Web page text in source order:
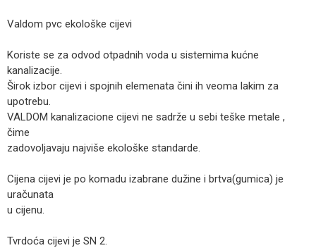
Valdom pvc ekološke cijevi
Koriste se za odvod otpadnih voda u sistemima kućne
kanalizacije.
Širok izbor cijevi i spojnih elemenata čini ih veoma lakim za
upotrebu.
VALDOM kanalizacione cijevi ne sadrže u sebi teške metale ,
čime
zadovoljavaju najviše ekološke standarde.
Cijena cijevi je po komadu izabrane dužine i brtva(gumica) je
uračunata
u cijenu.
Tvrdoća cijevi je SN 2.